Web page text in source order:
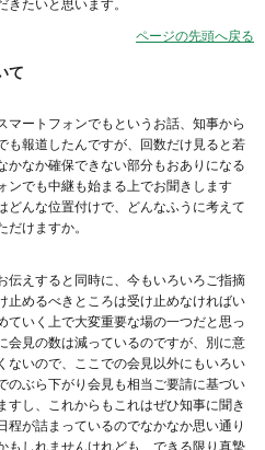
たいと思います。
ページの先頭へ戻る
て
ートフォンでもというお話、知事から
も報道したんですが、回数だけ見ると若
かなか確保できない部分もおありになる
ンでも中継も始まる上でお聞きします
どんな位置付けで、どんなふうに考えて
けますか。
えすると同時に、今もいろいろご指摘
止めるべきところは受け止めなければい
ていく上で大変重要な場の一つだと思っ
会見の数は減っているのですが、別に意
ないので、ここでの会見以外にもいろい
のぶら下がり会見も相当ご要請に基づい
すし、これからもこれはぜひ知事に聞き
が詰まっているのでなかなか思い通り
もしれませんけれども、できる限り真摯